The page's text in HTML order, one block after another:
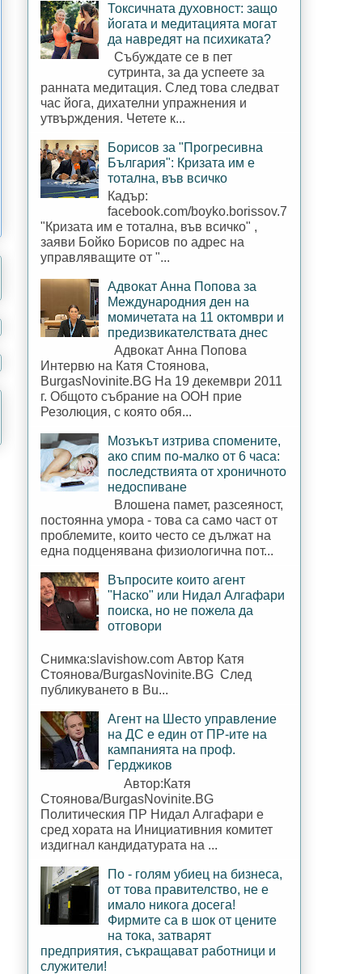
Токсичната духовност: защо
йогата и медитацията могат
да навредят на психиката?
Събуждате се в пет
сутринта, за да успеете за
ранната медитация. След това следват
час йога, дихателни упражнения и
утвърждения. Четете к...
Борисов за "Прогресивна
България": Кризата им е
тотална, във всичко
Кадър:
facebook.com/boyko.borissov.7
"Кризата им е тотална, във всичко" ,
заяви Бойко Борисов по адрес на
управляващите от "...
Адвокат Анна Попова за
Международния ден на
момичетата на 11 октомври и
предизвикателствата днес
Адвокат Анна Попова
Интервю на Катя Стоянова,
BurgasNovinite.BG На 19 декември 2011
г. Общото събрание на ООН прие
Резолюция, с която обя...
Мозъкът изтрива спомените,
ако спим по-малко от 6 часа:
последствията от хроничното
недоспиване
Влошена памет, разсеяност,
постоянна умора - това са само част от
проблемите, които често се дължат на
една подценявана физиологична пот...
Въпросите които агент
"Наско" или Нидал Алгафари
поиска, но не пожела да
отговори
Снимка:slavishow.com Автор Катя
Стоянова/BurgasNovinite.BG След
публикуването в Bu...
Агент на Шесто управление
на ДС е един от ПР-ите на
кампанията на проф.
Герджиков
Автор:Катя
Стоянова/BurgasNovinite.BG
Политическия ПР Нидал Алгафари е
сред хората на Инициативния комитет
издигнал кандидатурата на ...
По - голям убиец на бизнеса,
от това правителство, не е
имало никога досега!
Фирмите са в шок от цените
на тока, затварят
предприятия, съкращават работници и
служители!